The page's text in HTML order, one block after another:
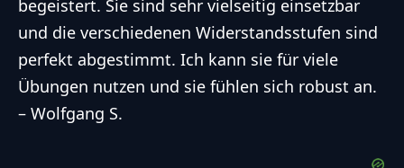
begeistert. Sie sind sehr vielseitig einsetzbar
und die verschiedenen Widerstandsstufen sind
perfekt abgestimmt. Ich kann sie für viele
Übungen nutzen und sie fühlen sich robust an.
– Wolfgang S.